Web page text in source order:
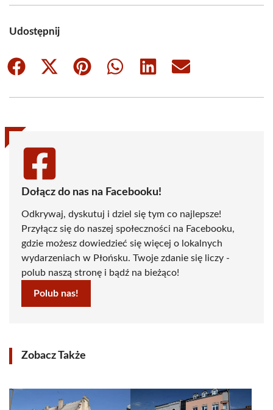
Udostępnij
Share
Share
(Twitter)
Share
Share
Share
Share
Dołącz do nas na Facebooku!
Odkrywaj, dyskutuj i dziel się tym co najlepsze!
Przyłącz się do naszej społeczności na Facebooku,
gdzie możesz dowiedzieć się więcej o lokalnych
wydarzeniach w Płońsku. Twoje zdanie się liczy -
polub naszą stronę i bądź na bieżąco!
Polub nas!
Zobacz Także